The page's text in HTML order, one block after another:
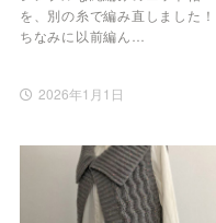
を、別の糸で編み直しました！
ちなみに以前編ん…
2026年1月1日